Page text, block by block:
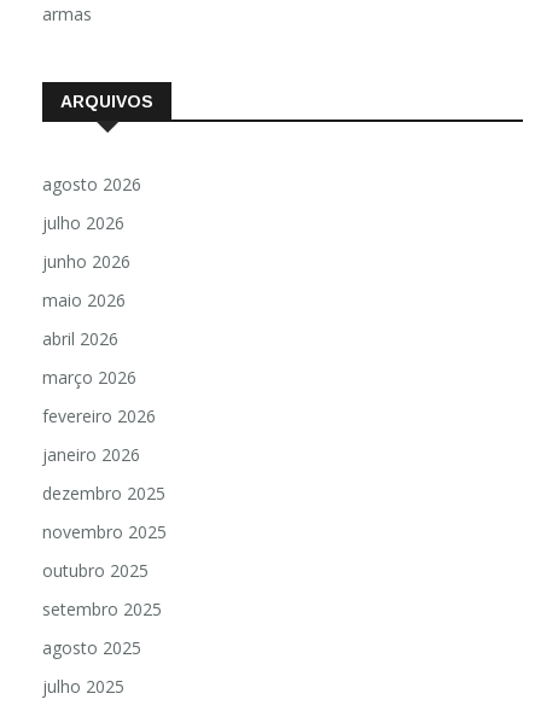
armas
ARQUIVOS
agosto 2026
julho 2026
junho 2026
maio 2026
abril 2026
março 2026
fevereiro 2026
janeiro 2026
dezembro 2025
novembro 2025
outubro 2025
setembro 2025
agosto 2025
julho 2025